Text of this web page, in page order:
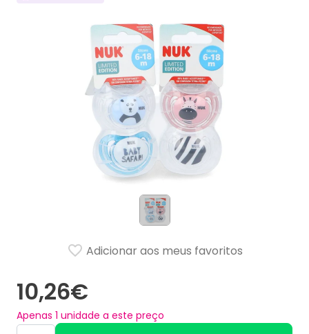
10,26€
Apenas 1 unidade a este preço
Adicionar aos meus favoritos